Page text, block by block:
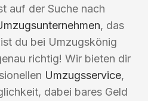
auf der Suche nach
, das
du bei Umzugskönig
richtig! Wir bieten dir
Umzugsservice,
dabei bares Geld